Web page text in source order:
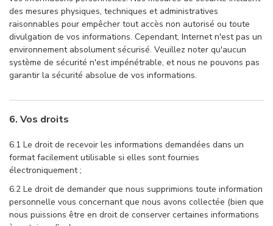
des mesures physiques, techniques et administratives
raisonnables pour empêcher tout accès non autorisé ou toute
divulgation de vos informations. Cependant, Internet n'est pas un
environnement absolument sécurisé. Veuillez noter qu'aucun
système de sécurité n'est impénétrable, et nous ne pouvons pas
garantir la sécurité absolue de vos informations.
6. Vos droits
6.1 Le droit de recevoir les informations demandées dans un
format facilement utilisable si elles sont fournies
électroniquement ;
6.2 Le droit de demander que nous supprimions toute information
personnelle vous concernant que nous avons collectée (bien que
nous puissions être en droit de conserver certaines informations